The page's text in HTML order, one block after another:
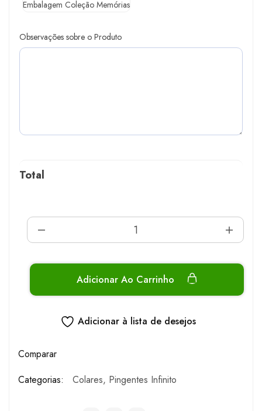
Embalagem Coleção Memórias
Observações sobre o Produto
Total
Adicionar Ao Carrinho
Adicionar à lista de desejos
Comparar
Categorias:
Colares, Pingentes Infinito